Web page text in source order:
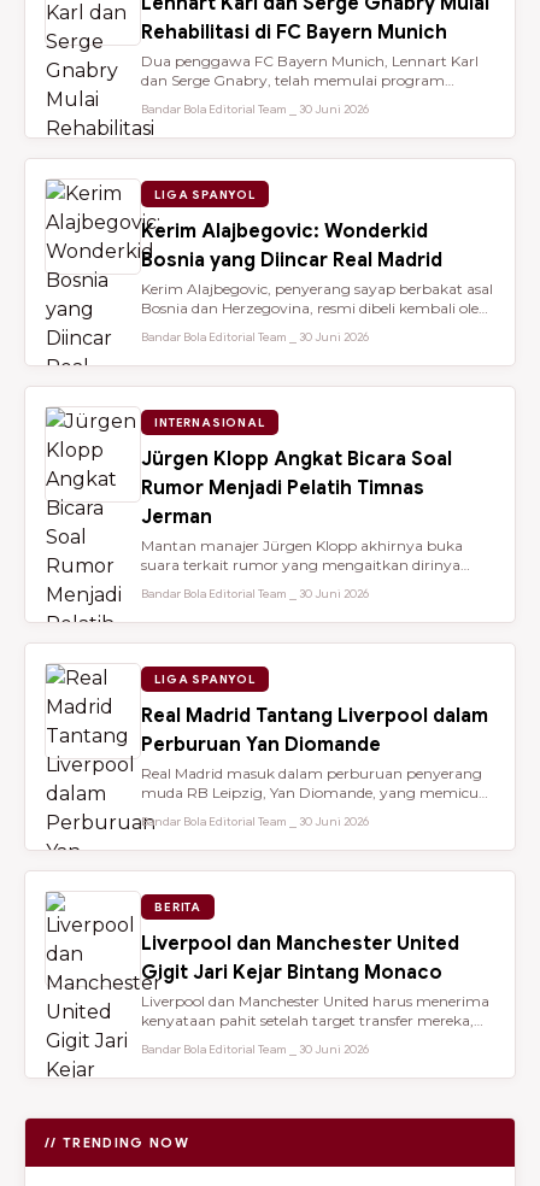
Rehabilitasi di FC Bayern Munich
Dua penggawa FC Bayern Munich, Lennart Karl
dan Serge Gnabry, telah memulai program
Bandar Bola Editorial Team ⎯ 30 Juni 2026
LIGA SPANYOL
Kerim Alajbegovic: Wonderkid
Bosnia yang Diincar Real Madrid
Kerim Alajbegovic, penyerang sayap berbakat asal
Bosnia dan Herzegovina, resmi dibeli kembali oleh
Bandar Bola Editorial Team ⎯ 30 Juni 2026
INTERNASIONAL
Jürgen Klopp Angkat Bicara Soal
Rumor Menjadi Pelatih Timnas
Jerman
Mantan manajer Jürgen Klopp akhirnya buka
suara terkait rumor yang mengaitkan dirinya
Bandar Bola Editorial Team ⎯ 30 Juni 2026
LIGA SPANYOL
Real Madrid Tantang Liverpool dalam
Perburuan Yan Diomande
Real Madrid masuk dalam perburuan penyerang
muda RB Leipzig, Yan Diomande, yang memicu
Bandar Bola Editorial Team ⎯ 30 Juni 2026
BERITA
Liverpool dan Manchester United
Gigit Jari Kejar Bintang Monaco
Liverpool dan Manchester United harus menerima
kenyataan pahit setelah target transfer mereka,
Bandar Bola Editorial Team ⎯ 30 Juni 2026
// TRENDING NOW